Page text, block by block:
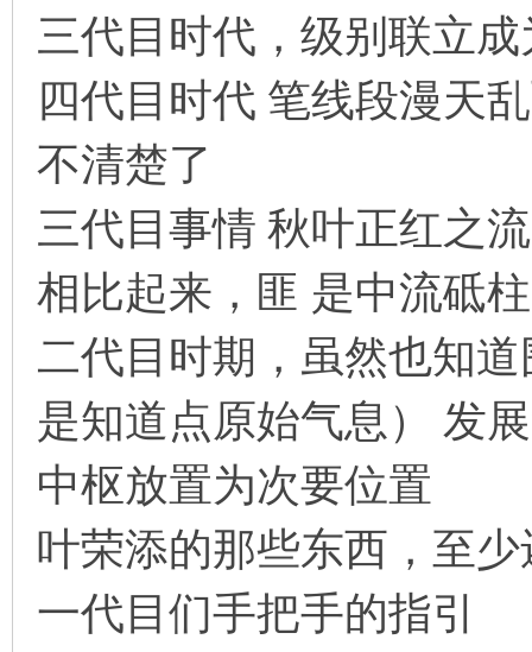
三代目时代，级别联立
四代目时代 笔线段漫天
不清楚了
三代目事情 秋叶正红之
相比起来，匪 是中流砥柱
二代目时期，虽然也知
是知道点原始气息） 发
中枢放置为次要位置
叶荣添的那些东西，至
一代目们手把手的指引